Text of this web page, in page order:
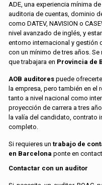
ADE, una experiencia mínima
auditoria de cuentas, dominio
como DATEV, NAVISION o
nivel avanzado de inglés, y
entorno internacional y gestión
con un mínimo de tres años.
que trabajara en Provincia de
AOB auditores puede
la empresa, pero también en
tanto a nivel nacional como
proyección de carrera a tres
la valía del candidato, contrato
completo.
Si requieres un trabajo de
en Barcelona ponte en
Contactar con un auditor